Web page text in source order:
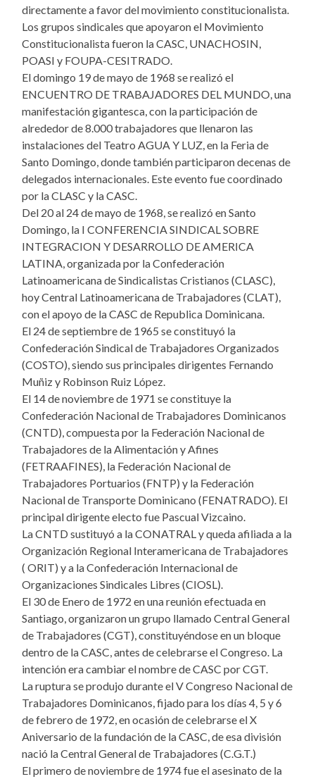
directamente a favor del movimiento constitucionalista.
Los grupos sindicales que apoyaron el Movimiento
Constitucionalista fueron la CASC, UNACHOSIN,
POASI y FOUPA-CESITRADO.
El domingo 19 de mayo de 1968 se realizó el
ENCUENTRO DE TRABAJADORES DEL MUNDO, una
manifestación gigantesca, con la participación de
alrededor de 8.000 trabajadores que llenaron las
instalaciones del Teatro AGUA Y LUZ, en la Feria de
Santo Domingo, donde también participaron decenas de
delegados internacionales. Este evento fue coordinado
por la CLASC y la CASC.
Del 20 al 24 de mayo de 1968, se realizó en Santo
Domingo, la I CONFERENCIA SINDICAL SOBRE
INTEGRACION Y DESARROLLO DE AMERICA
LATINA, organizada por la Confederación
Latinoamericana de Sindicalistas Cristianos (CLASC),
hoy Central Latinoamericana de Trabajadores (CLAT),
con el apoyo de la CASC de Republica Dominicana.
El 24 de septiembre de 1965 se constituyó la
Confederación Sindical de Trabajadores Organizados
(COSTO), siendo sus principales dirigentes Fernando
Muñiz y Robinson Ruiz López.
El 14 de noviembre de 1971 se constituye la
Confederación Nacional de Trabajadores Dominicanos
(CNTD), compuesta por la Federación Nacional de
Trabajadores de la Alimentación y Afines
(FETRAAFINES), la Federación Nacional de
Trabajadores Portuarios (FNTP) y la Federación
Nacional de Transporte Dominicano (FENATRADO). El
principal dirigente electo fue Pascual Vizcaino.
La CNTD sustituyó a la CONATRAL y queda afiliada a la
Organización Regional Interamericana de Trabajadores
( ORIT) y a la Confederación Internacional de
Organizaciones Sindicales Libres (CIOSL).
El 30 de Enero de 1972 en una reunión efectuada en
Santiago, organizaron un grupo llamado Central General
de Trabajadores (CGT), constituyéndose en un bloque
dentro de la CASC, antes de celebrarse el Congreso. La
intención era cambiar el nombre de CASC por CGT.
La ruptura se produjo durante el V Congreso Nacional de
Trabajadores Dominicanos, fijado para los días 4, 5 y 6
de febrero de 1972, en ocasión de celebrarse el X
Aniversario de la fundación de la CASC, de esa división
nació la Central General de Trabajadores (C.G.T.)
El primero de noviembre de 1974 fue el asesinato de la